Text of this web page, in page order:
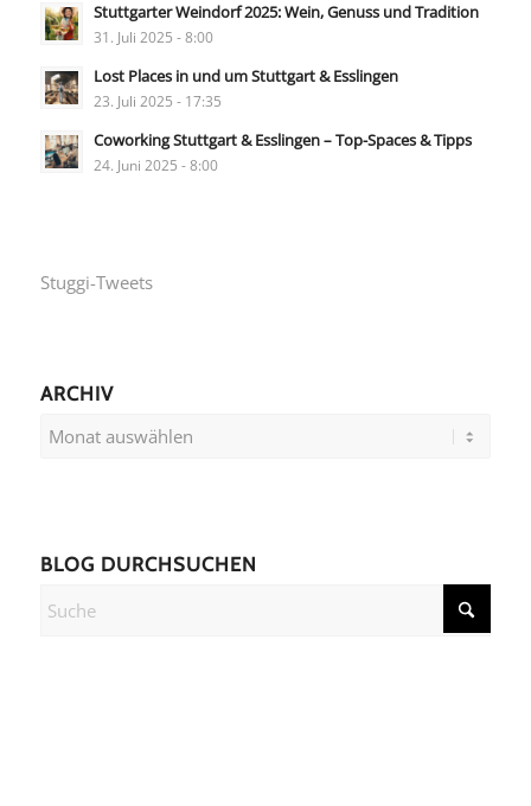
Stuttgarter Weindorf 2025: Wein, Genuss und Tradition
31. Juli 2025 - 8:00
Lost Places in und um Stuttgart & Esslingen
23. Juli 2025 - 17:35
Coworking Stuttgart & Esslingen – Top-Spaces & Tipps
24. Juni 2025 - 8:00
Stuggi-Tweets
ARCHIV
BLOG DURCHSUCHEN